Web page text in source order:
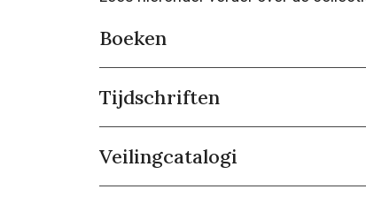
Boeken
Tijdschriften
Veilingcatalogi